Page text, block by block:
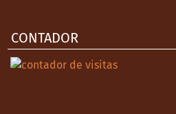
CONTADOR